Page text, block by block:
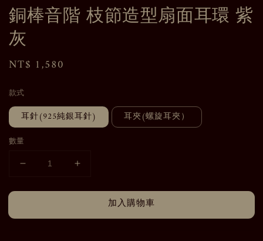
銅棒音階 枝節造型扇面耳環 紫
灰
Regular
NT$ 1,580
款式
耳針(925純銀耳針) 耳夾(螺旋耳夾）
數量
加入購物車